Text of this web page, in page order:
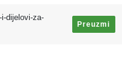
dijelovi-za-
Preuzmi